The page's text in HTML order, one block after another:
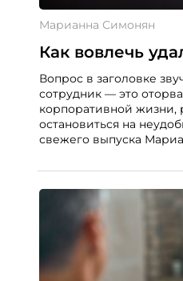
Марианна Симонян
Как вовлечь
Вопрос в заголовке
сотрудник — это
корпоративной жизни,
остановиться на
свежего выпуска